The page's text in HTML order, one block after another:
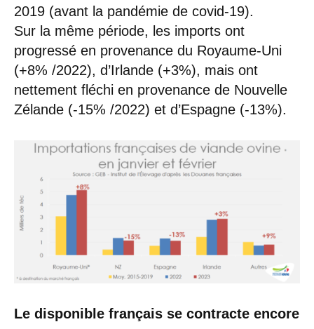
2019 (avant la pandémie de covid-19).
Sur la même période, les imports ont
progressé en provenance du Royaume-Uni
(+8% /2022), d’Irlande (+3%), mais ont
nettement fléchi en provenance de Nouvelle
Zélande (-15% /2022) et d’Espagne (-13%).
Le disponible français se contracte encore